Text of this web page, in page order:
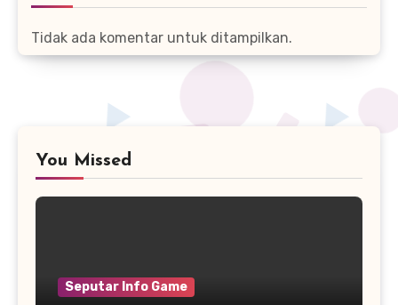
Tidak ada komentar untuk ditampilkan.
You Missed
Seputar Info Game